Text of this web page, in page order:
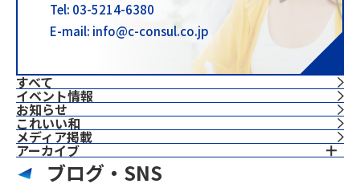
すべて
イベント情報
お知らせ
これいい和
⁨⁩メディア掲載
アーカイブ
Tel: 03-5214-6380
E-mail: info@c-consul.co.jp
ブログ・SNS